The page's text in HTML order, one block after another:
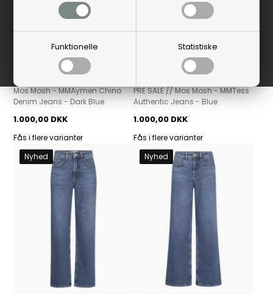
Funktionelle Statistiske
Mos Mosh
Mos Mosh - MMAymen Chino
Denim Jeans - Dark Blue
1.000,00 DKK
Fås i flere varianter
Pre-Sale
PRE SALE // Mos Mosh - MMTess
Authentic Jeans - Blue
1.000,00 DKK
Fås i flere varianter
Nyhed
Nyhed